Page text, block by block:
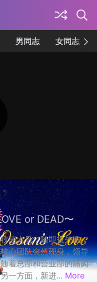
男同志 女同志
or DEAD〜
凌太后，随即被外派，
心团队突然现身，领导
着总部和营业部的隔阂
一方面，新进... More